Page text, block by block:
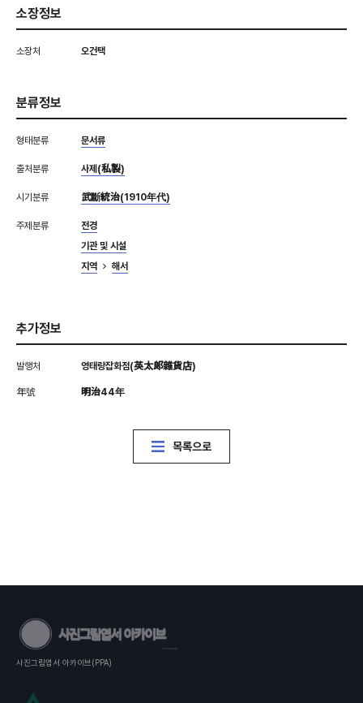
소장정보
소장처 오건택
분류정보
형태분류 문서류
출처분류 사제(私製)
시기분류 武斷統治(1910年代)
주제분류
전경
기관 및 시설
지역
해서
추가정보
발행처 영태랑잡화점(英太郞雜貨店)
年號 明治44年
목록으로
사진그림엽서 아카이브(PPA)